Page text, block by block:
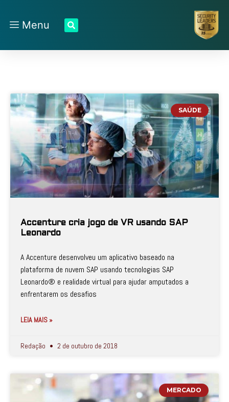
Menu
SAÚDE
Accenture cria jogo de VR usando SAP
Leonardo
A Accenture desenvolveu um aplicativo baseado na
plataforma de nuvem SAP usando tecnologias SAP
Leonardo® e realidade virtual para ajudar amputados a
enfrentarem os desafios
LEIA MAIS »
Redação 2 de outubro de 2018
MERCADO